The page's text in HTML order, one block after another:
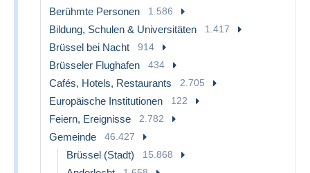
Berühmte Personen 1.586
Bildung, Schulen & Universitäten 1.417
Brüssel bei Nacht 914
Brüsseler Flughafen 434
Cafés, Hotels, Restaurants 2.705
Europäische Institutionen 122
Feiern, Ereignisse 2.782
Gemeinde 46.427
Brüssel (Stadt) 15.868